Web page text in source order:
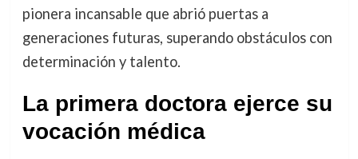
pionera incansable que abrió puertas a
generaciones futuras, superando obstáculos con
determinación y talento.
La primera doctora ejerce su
vocación médica